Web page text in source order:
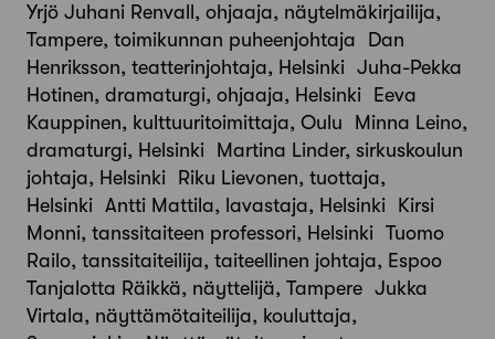
Yrjö Juhani Renvall, ohjaaja, näytelmäkirjailija,
Tampere, toimikunnan puheenjohtaja Dan
Henriksson, teatterinjohtaja, Helsinki Juha-Pekka
Hotinen, dramaturgi, ohjaaja, Helsinki Eeva
Kauppinen, kulttuuritoimittaja, Oulu Minna Leino,
dramaturgi, Helsinki Martina Linder, sirkuskoulun
johtaja, Helsinki Riku Lievonen, tuottaja,
Helsinki Antti Mattila, lavastaja, Helsinki Kirsi
Monni, tanssitaiteen professori, Helsinki Tuomo
Railo, tanssitaiteilija, taiteellinen johtaja, Espoo
Tanjalotta Räikkä, näyttelijä, Tampere Jukka
Virtala, näyttämötaiteilija, kouluttaja,